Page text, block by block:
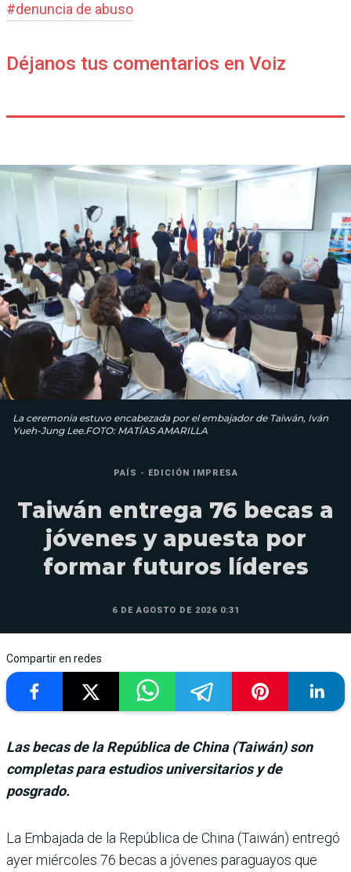
#denuncia de abuso
Déjanos tus comentarios en Voiz
La ceremonia estuvo encabezada por el embajador de Taiwán, Iván
Yueh-Jung Lee.FOTO: MATÍAS AMARILLA
PAÍS - EDICIÓN IMPRESA
Taiwán entrega 76 becas a
jóvenes y apuesta por
formar futuros líderes
6 DE AGOSTO DE 2026 0:31
Compartir en redes
Las becas de la República de China (Taiwán) son
completas para estudios universitarios y de
posgrado.
La Embajada de la Repú­blica de China (Tai­wán) entregó
ayer miércoles 76 becas a jóvenes paraguayos que